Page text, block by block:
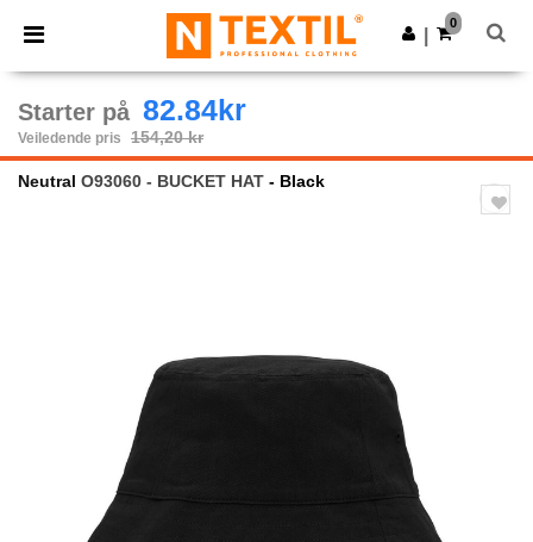
× Ntextil-app
Bedre priser i appen!
Last ned app
0
Starter på 82.84kr
Veiledende pris 154,20 kr
Neutral O93060 - BUCKET HAT - Black